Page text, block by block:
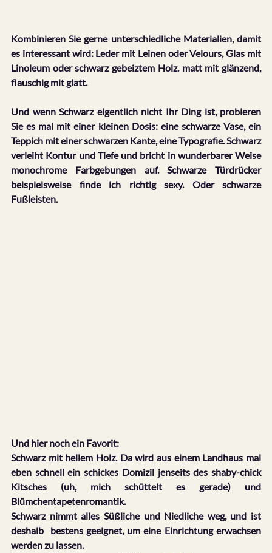
Kombinieren Sie gerne unterschiedliche Materialien, damit
es interessant wird: Leder mit Leinen oder Velours, Glas mit
Linoleum oder schwarz gebeiztem Holz. matt mit glänzend,
flauschig mit glatt.
Und wenn Schwarz eigentlich nicht Ihr Ding ist, probieren
Sie es mal mit einer kleinen Dosis: eine schwarze Vase, ein
Teppich mit einer schwarzen Kante, eine Typografie. Schwarz
verleiht Kontur und Tiefe und bricht in wunderbarer Weise
monochrome Farbgebungen auf. Schwarze Türdrücker
beispielsweise finde ich richtig sexy. Oder schwarze
Fußleisten.
Und hier noch ein Favorit:
Schwarz mit hellem Holz. Da wird aus einem Landhaus mal
eben schnell ein schickes Domizil jenseits des shaby-chick
Kitsches (uh, mich schüttelt es gerade) und
Blümchentapetenromantik.
Schwarz nimmt alles Süßliche und Niedliche weg, und ist
deshalb  bestens geeignet, um eine Einrichtung erwachsen
werden zu lassen.